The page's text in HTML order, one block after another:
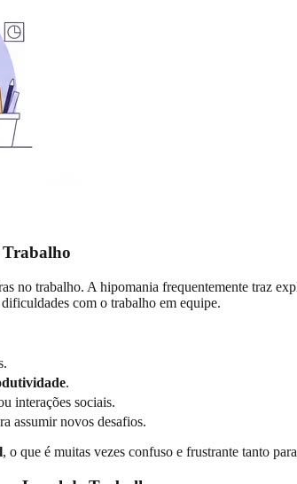
Trabalho
no trabalho. A hipomania frequentemente traz
com o trabalho em equipe.
.
interações sociais.
assumir novos desafios.
, o que é muitas vezes confuso e frustrante tanto